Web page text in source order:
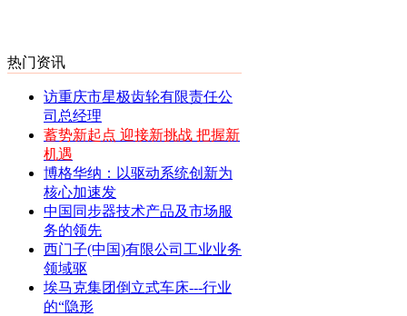
热门资讯
访重庆市星极齿轮有限责任公
司总经理
蓄势新起点 迎接新挑战 把握新
机遇
博格华纳：以驱动系统创新为
核心加速发
中国同步器技术产品及市场服
务的领先
西门子(中国)有限公司工业业务
领域驱
埃马克集团倒立式车床---行业
的“隐形